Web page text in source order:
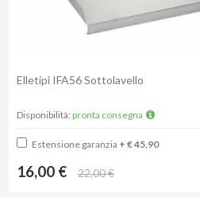
Elletipi IFA56 Sottolavello
Disponibilità: pronta consegna
Estensione garanzia + € 45,90
16,00 € 22,00 €